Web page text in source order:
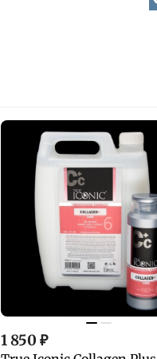
1 850 ₽